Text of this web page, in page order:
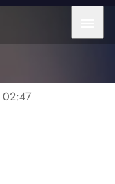
02:47